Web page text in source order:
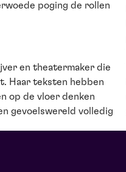
poging de rollen
en theatermaker die
Haar teksten hebben
op de vloer denken
gevoelswereld volledig